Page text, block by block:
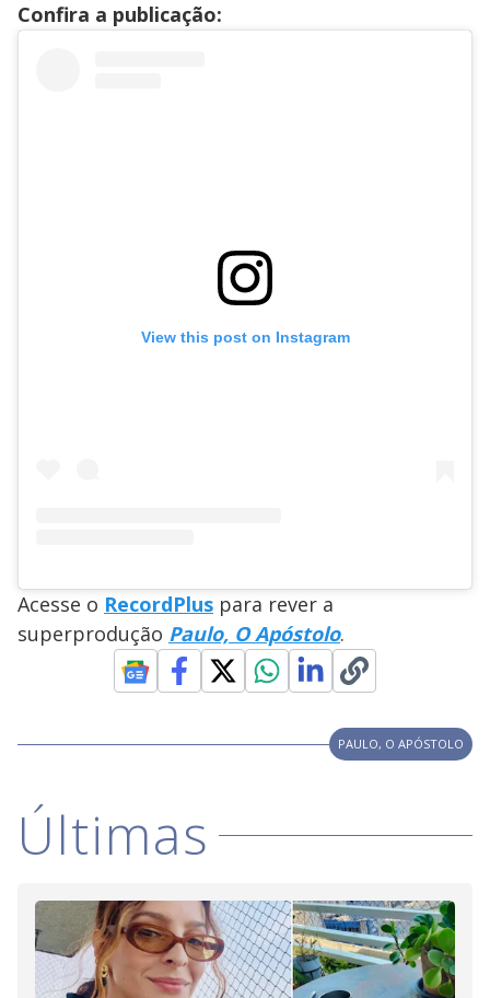
Confira a publicação:
View this post on Instagram
Acesse o RecordPlus para rever a
superprodução Paulo, O Apóstolo.
PAULO, O APÓSTOLO
Últimas